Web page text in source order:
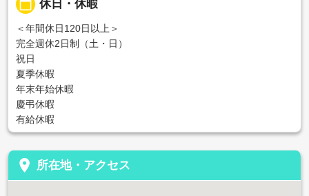
calendar_today 休日・休暇
＜年間休日120日以上＞
完全週休2日制（土・日）
祝日
夏季休暇
年末年始休暇
慶弔休暇
有給休暇
place 所在地・アクセス